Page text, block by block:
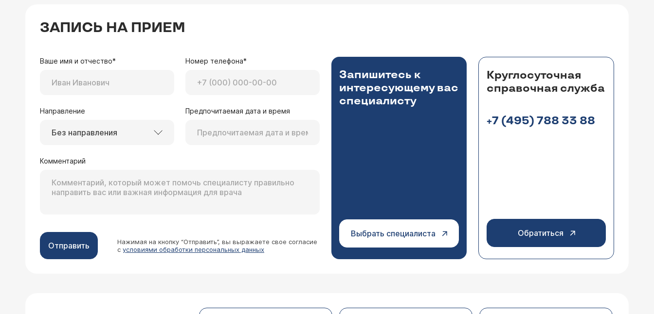
ЗАПИСЬ НА ПРИЕМ
Ваше имя и отчество* Номер телефона*
Направление
Без направления
Предпочитаемая дата и время
Комментарий
Отправить
Нажимая на кнопку “Отправить”, вы выражаете свое согласие
с условиями обработки персональных данных
Запишитесь к
интересующему вас
специалисту
Выбрать специалиста
Круглосуточная
справочная служба
+7 (495) 788 33 88
Обратиться